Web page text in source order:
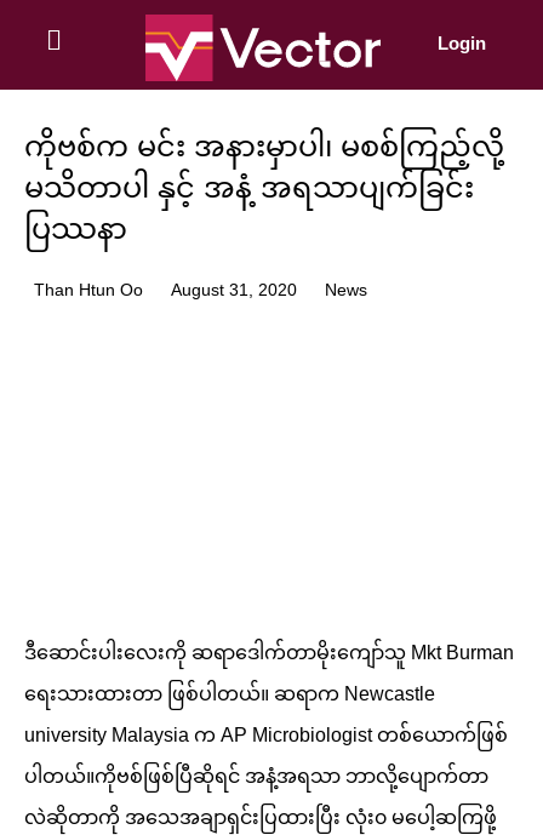
Login
ကိုဗစ်က မင်း အနားမှာပါ၊ မစစ်ကြည့်လို့
မသိတာပါ နှင့် အနံ့ အရသာပျက်ခြင်း
ပြဿနာ
Than Htun Oo August 31, 2020 News
ဒီဆောင်းပါးလေးကို ဆရာဒေါက်တာမိုးကျော်သူ Mkt Burman
ရေးသားထားတာ ဖြစ်ပါတယ်။ ဆရာက Newcastle
university Malaysia က AP Microbiologist တစ်ယောက်ဖြစ်
ပါတယ်။ကိုဗစ်ဖြစ်ပြီဆိုရင် အနံ့အရသာ ဘာလို့ပျောက်တာ
လဲဆိုတာကို အသေအချာရှင်းပြထားပြီး လုံး၀ မပေါ့ဆကြဖို့